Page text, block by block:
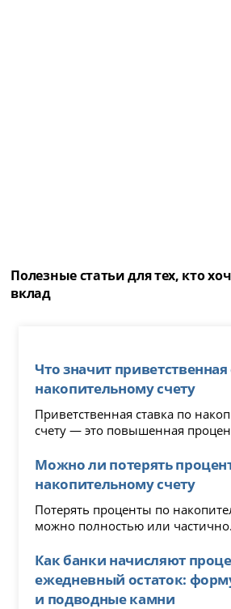
Полезные статьи для тех, кто
вклад
Что значит приветственная
накопительному счету
Приветственная ставка по
счету — это повышенная
Можно ли потерять
накопительному счету
Потерять проценты по
можно полностью или
Как банки начисляют
ежедневный остаток:
и подводные камни